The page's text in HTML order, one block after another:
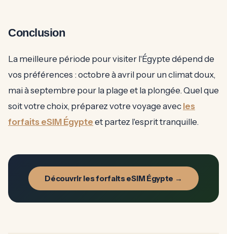
Conclusion
La meilleure période pour visiter l'Égypte dépend de
vos préférences : octobre à avril pour un climat doux,
mai à septembre pour la plage et la plongée. Quel que
soit votre choix, préparez votre voyage avec les
forfaits eSIM Égypte et partez l'esprit tranquille.
Découvrir les forfaits eSIM Égypte →